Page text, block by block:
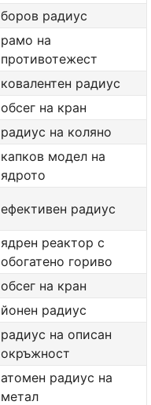
боров радиус
рамо на
противотежест
ковалентен радиус
обсег на кран
радиус на коляно
капков модел на
ядрото
ефективен радиус
ядрен реактор с
обогатено гориво
обсег на кран
йонен радиус
радиус на описан
окръжност
атомен радиус на
метал